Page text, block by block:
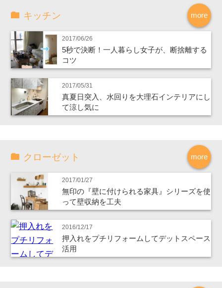
more
キッチン
2017/06/26
5秒で決断！一人暮らし女子が、断捨離する
コツ
2017/05/31
真夏日突入、水回りを大理石インテリアにし
て涼し気に
more
クローゼット
2017/01/27
無印の『壁に付けられる家具』シリーズを使
って壁収納を工夫
2016/12/17
押入れをプチリフォームしてデットスペース
活用